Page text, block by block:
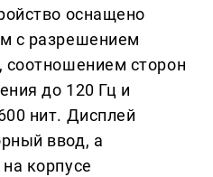
оснащено
с разрешением
соотношением сторон
до 120 Гц и
нит. Дисплей
ввод, а
корпусе